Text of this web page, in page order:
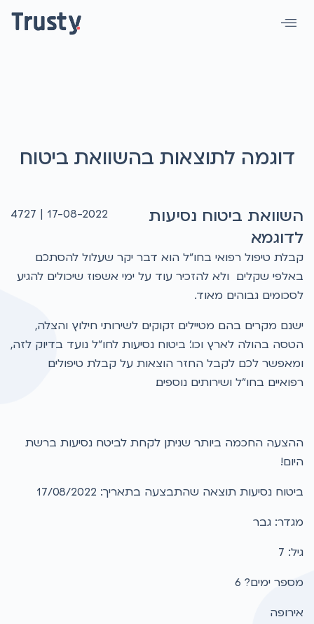
דוגמה לתוצאות בהשוואת ביטוח
17-08-2022 |
4727
השוואת ביטוח נסיעות
לדוגמא
קבלת טיפול רפואי בחו"ל הוא דבר יקר שעלול להסתכם
באלפי שקלים. ולא להזכיר עוד על ימי אשפוז שיכולים להגיע
לסכומים גבוהים מאוד.
ישנם מקרים בהם מטיילים זקוקים לשירותי חילוץ והצלה,
הטסה בהולה לארץ וכו'. ביטוח נסיעות לחו"ל נועד בדיוק לזה,
ומאפשר לכם לקבל החזר הוצאות על קבלת טיפולים
רפואיים בחו"ל ושירותים נוספים.
ההצעה החכמה ביותר שניתן לקחת לביטח נסיעות ברשת
היום!
ביטוח נסיעות תוצאה שהתבצעה בתאריך: 17/08/2022
מגדר: גבר
גיל: 7
מספר ימים? 6
אירופה